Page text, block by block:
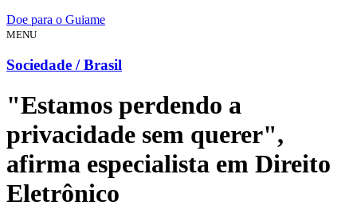
Doe para o Guiame
MENU
Sociedade / Brasil
"Estamos perdendo a
privacidade sem querer",
afirma especialista em Direito
Eletrônico